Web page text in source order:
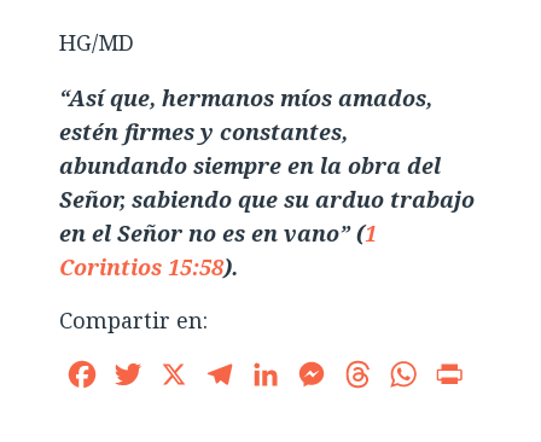
HG/MD
“Así que, hermanos míos amados,
estén firmes y constantes,
abundando siempre en la obra del
Señor, sabiendo que su arduo trabajo
en el Señor no es en vano” (1
Corintios 15:58).
Compartir en:
FacebookTwitter TelegramLinkedInMessengerThreadsWhatsApp